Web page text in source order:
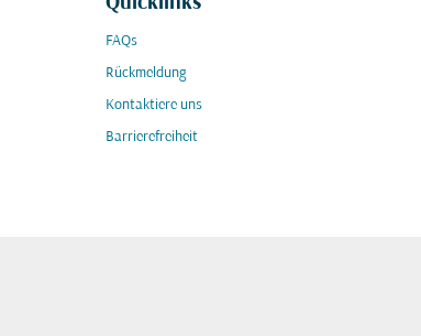
FAQs
Rückmeldung
Kontaktiere uns
Barrierefreiheit